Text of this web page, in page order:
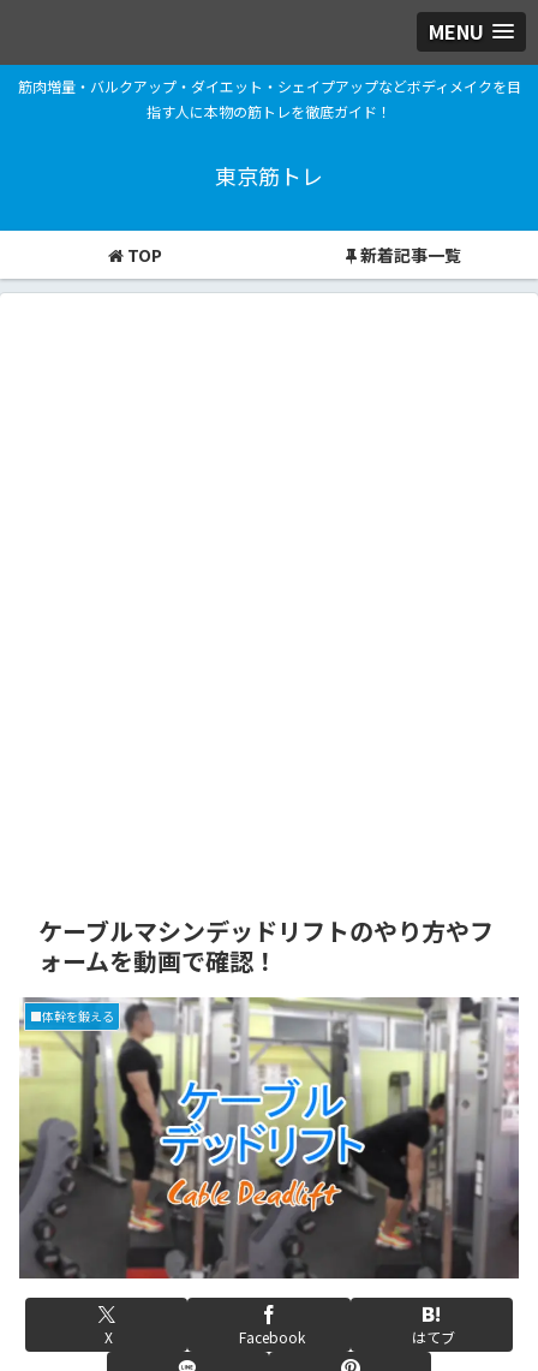
MENU
筋肉増量・バルクアップ・ダイエット・シェイプアップなどボディメイクを目
指す人に本物の筋トレを徹底ガイド！
東京筋トレ
TOP 新着記事一覧
ケーブルマシンデッドリフトのやり方やフ
ォームを動画で確認！
■体幹を鍛える
X Facebook はてブ